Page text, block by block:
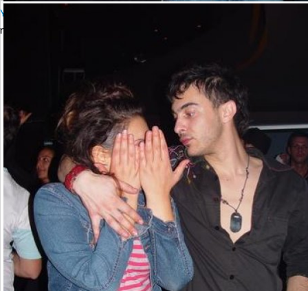
YALTA Club Presents MARTIN SOLVERG
петък, 06 октомври 2006 23:00